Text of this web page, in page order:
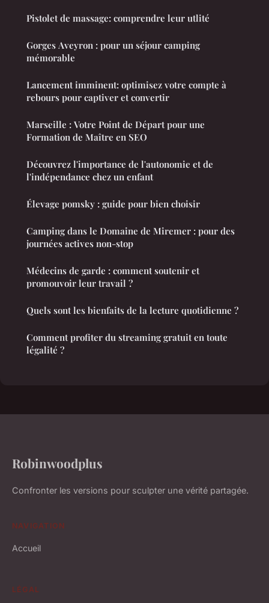
Pistolet de massage: comprendre leur utlité
Gorges Aveyron : pour un séjour camping
mémorable
Lancement imminent: optimisez votre compte à
rebours pour captiver et convertir
Marseille : Votre Point de Départ pour une
Formation de Maître en SEO
Découvrez l'importance de l'autonomie et de
l'indépendance chez un enfant
Élevage pomsky : guide pour bien choisir
Camping dans le Domaine de Miremer : pour des
journées actives non-stop
Médecins de garde : comment soutenir et
promouvoir leur travail ?
Quels sont les bienfaits de la lecture quotidienne ?
Comment profiter du streaming gratuit en toute
légalité ?
Robinwoodplus
Confronter les versions pour sculpter une vérité partagée.
NAVIGATION
Accueil
LÉGAL